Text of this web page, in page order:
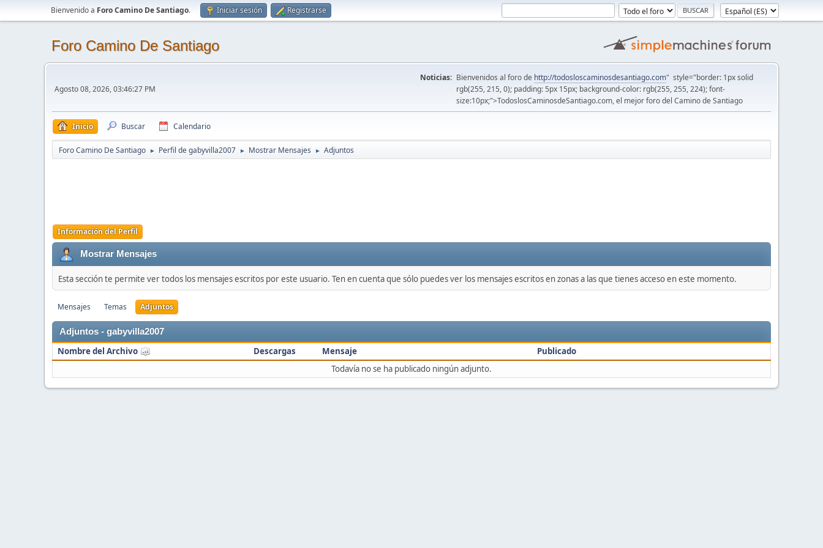
Bienvenido a Foro Camino De Santiago. Iniciar sesión Registrarse
Foro Camino De Santiago
Agosto 08, 2026, 03:46:27 PM
Noticias: Bienvenidos al foro de http://todosloscaminosdesantiago.com" style="border: 1px solid
rgb(255, 215, 0); padding: 5px 15px; background-color: rgb(255, 255, 224); font-
size:10px;">TodoslosCaminosdeSantiago.com, el mejor foro del Camino de Santiago
Inicio Buscar Calendario
Foro Camino De Santiago ► Perfil de gabyvilla2007 ► Mostrar Mensajes ► Adjuntos
Información del Perfil
Mostrar Mensajes
Esta sección te permite ver todos los mensajes escritos por este usuario. Ten en cuenta que sólo puedes ver los mensajes escritos en zonas a las que tienes acceso en este momento.
Mensajes Temas Adjuntos
Adjuntos - gabyvilla2007
Nombre del Archivo Descargas Mensaje
Publicado
Todavía no se ha publicado ningún adjunto.